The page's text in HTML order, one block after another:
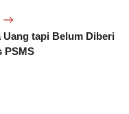
Uang tapi Belum Diberi
PSMS